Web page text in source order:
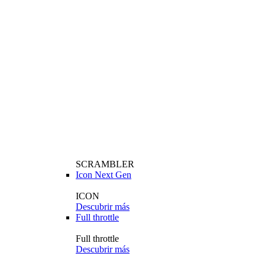
SCRAMBLER
Icon Next Gen
ICON
Descubrir más
Full throttle
Full throttle
Descubrir más